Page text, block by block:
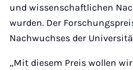
und wissenschaftlichen
wurden. Der
Nachwuchses der
„Mit diesem Preis wollen